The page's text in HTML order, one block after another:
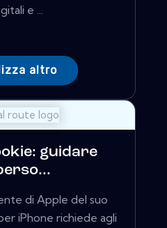
e ...
altro
guidare
di Apple del suo
iPhone richiede agli